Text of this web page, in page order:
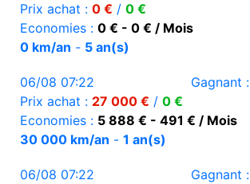
Prix achat : 0 € / 0 €
Economies : 0 € - 0 € / Mois
0 km/an - 5 an(s)
06/08 07:22 Gagnant :
Prix achat : 27 000 € / 0 €
Economies : 5 888 € - 491 € / Mois
30 000 km/an - 1 an(s)
06/08 07:22 Gagnant :